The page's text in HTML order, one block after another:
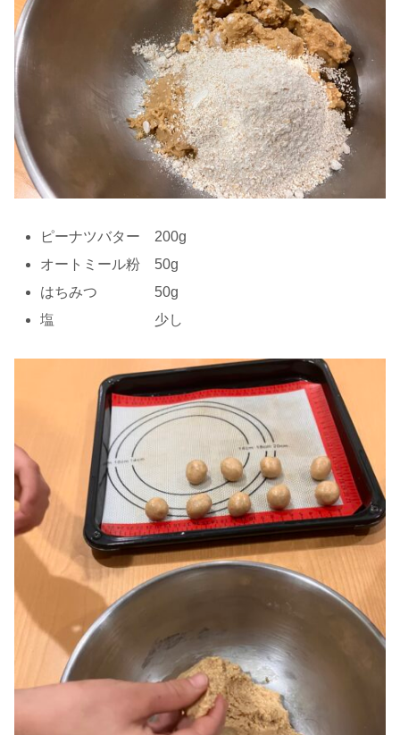
ピーナツバター 200g
オートミール粉 50g
はちみつ 50g
塩 少し